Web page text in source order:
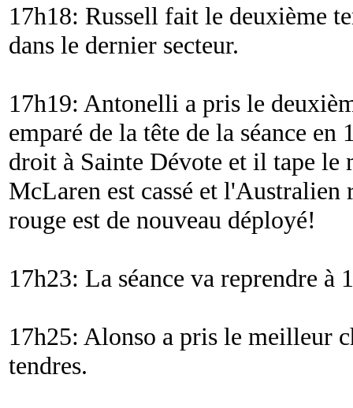
17h18: Russell fait le deuxième
dans le dernier secteur.
17h19: Antonelli a pris le
emparé de la tête de la séance
droit à Sainte Dévote et il tape le
McLaren est cassé et l'Australien
rouge est de nouveau déployé!
17h23: La séance va reprendre à
17h25: Alonso a pris le meilleur
tendres.